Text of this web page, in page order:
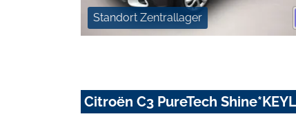
Standort Zentrallager
Citroën C3 PureTech